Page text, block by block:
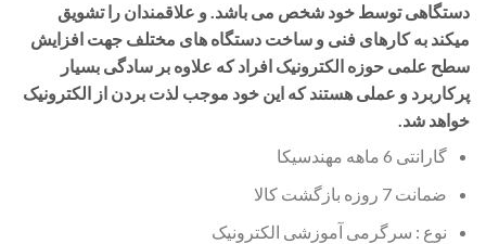
دستگاهی توسط خود شخص می باشد. و علاقمندان را تشویق
میکند به کارهای فنی و ساخت دستگاه های مختلف جهت افزایش
سطح علمی حوزه الکترونیک افراد که علاوه بر سادگی بسیار
پرکاربرد و عملی هستند که این خود موجب لذت بردن از الکترونیک
خواهد شد.
گارانتی 6 ماهه مهندسیکا
ضمانت 7 روزه بازگشت کالا
نوع : سرگرمی آموزشی الکترونیک